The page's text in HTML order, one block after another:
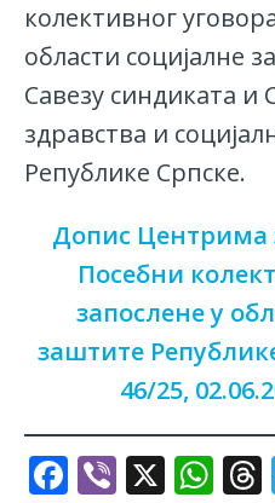
колективног
области социјалне
Савезу синдиката и
здравства и
Републике Српске.
Допис Центрима
Посебни
запослене у
заштите
46/25,
F Vi X W